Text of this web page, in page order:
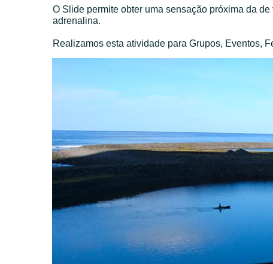
O Slide permite obter uma sensação próxima da
adrenalina.
Realizamos esta atividade para Grupos, Eventos,